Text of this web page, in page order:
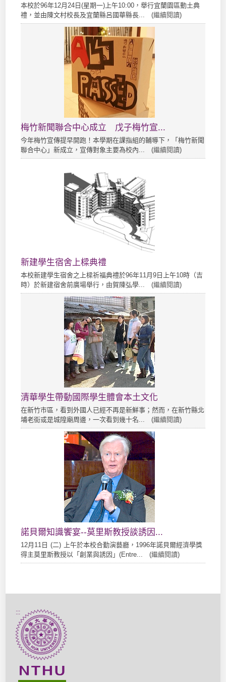
本校於96年12月24日(星期一)上午10:00，舉行宜蘭園區動土典
禮，並由陳文村校長及宜蘭縣呂國華縣長... (繼續閱讀)
梅竹新聞聯合中心成立 戊子梅竹宣...
今年梅竹宣傳提早開跑！本學期在課指組的輔導下，「梅竹新聞
聯合中心」新成立，宣傳對象主要為校內... (繼續閱讀)
新建學生宿舍上樑典禮
本校新建學生宿舍之上樑祈福典禮於96年11月9日上午10時（吉
時）於新建宿舍前廣場舉行，由賀陳弘學... (繼續閱讀)
清華學生帶動國際學生體會本土文化
在新竹市區，看到外國人已經不再是新鮮事；然而，在新竹縣北
埔老街或是城隍廟周邊，一次看到幾十名... (繼續閱讀)
諾貝爾知識饗宴--莫里斯教授談誘因...
12月11日 (二) 上午於本校合勤演藝廳，1996年諾貝爾經濟學獎
得主莫里斯教授以「創業與誘因」(Entre... (繼續閱讀)
:::